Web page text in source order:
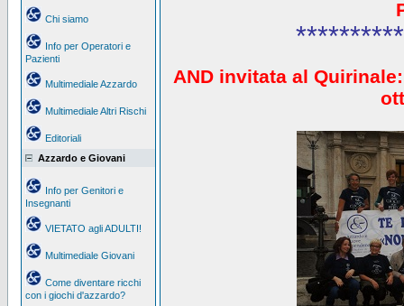
Chi siamo
Info per Operatori e
Pazienti
Multimediale Azzardo
Multimediale Altri Rischi
Editoriali
Azzardo e Giovani
Info per Genitori e
Insegnanti
VIETATO agli ADULTI!
Multimediale Giovani
Come diventare ricchi
con i giochi d'azzardo?
AND invitata al